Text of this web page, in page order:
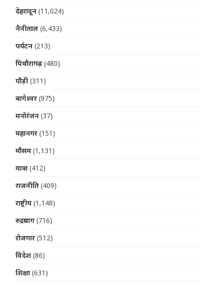
देहरादून (11,024)
नैनीताल (6,433)
पर्यटन (213)
पिथौरागढ़ (480)
पौड़ी (311)
बागेश्वर (975)
मनोरंजन (37)
महानगर (151)
मौसम (1,131)
यात्रा (412)
राजनीति (409)
राष्ट्रीय (1,148)
रुद्रप्रयाग (716)
रोजगार (512)
विदेश (86)
शिक्षा (631)